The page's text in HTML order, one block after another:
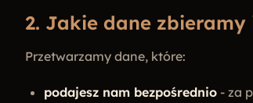
2. Jakie dane zbieramy
Przetwarzamy dane, które:
podajesz nam bezpośrednio - za